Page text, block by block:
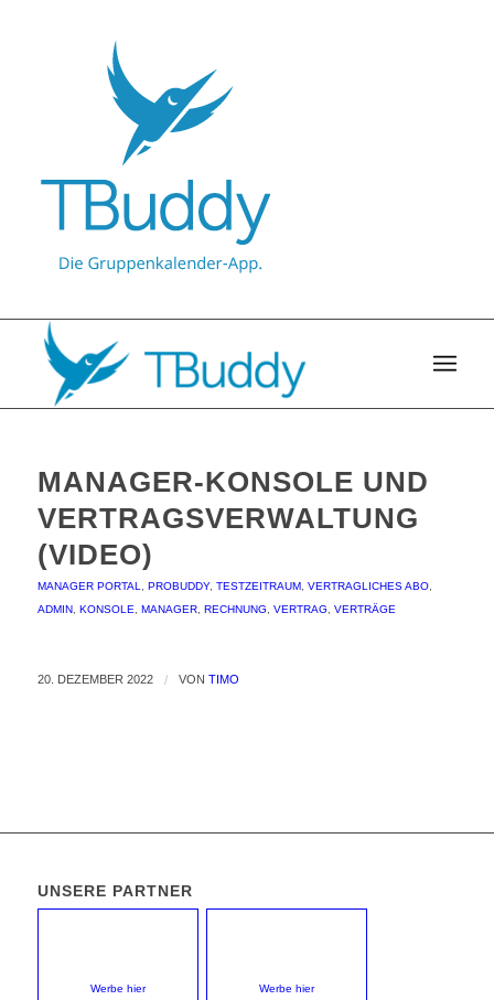
MANAGER-KONSOLE UND
VERTRAGSVERWALTUNG
(VIDEO)
MANAGER PORTAL PROBUDDY, TESTZEITRAUM, VERTRAGLICHES ABO,
ADMIN, KONSOLE MANAGER, RECHNUNG VERTRAG VERTRÄGE
20. DEZEMBER 2022 / VON TIMO
UNSERE PARTNER
Werbe hier Werbe hier